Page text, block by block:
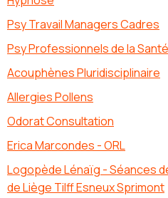
Psy Travail Managers Cadres
Psy Professionnels de la
Acouphènes Pluridisciplinaire
Allergies Pollens
Odorat Consultation
Erica Marcondes - ORL
Logopède Lénaïg - Séances
de Liège Tilff Esneux Sprimont